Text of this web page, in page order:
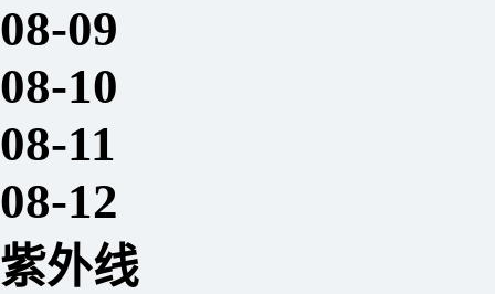
08-09
08-10
08-11
08-12
紫外线